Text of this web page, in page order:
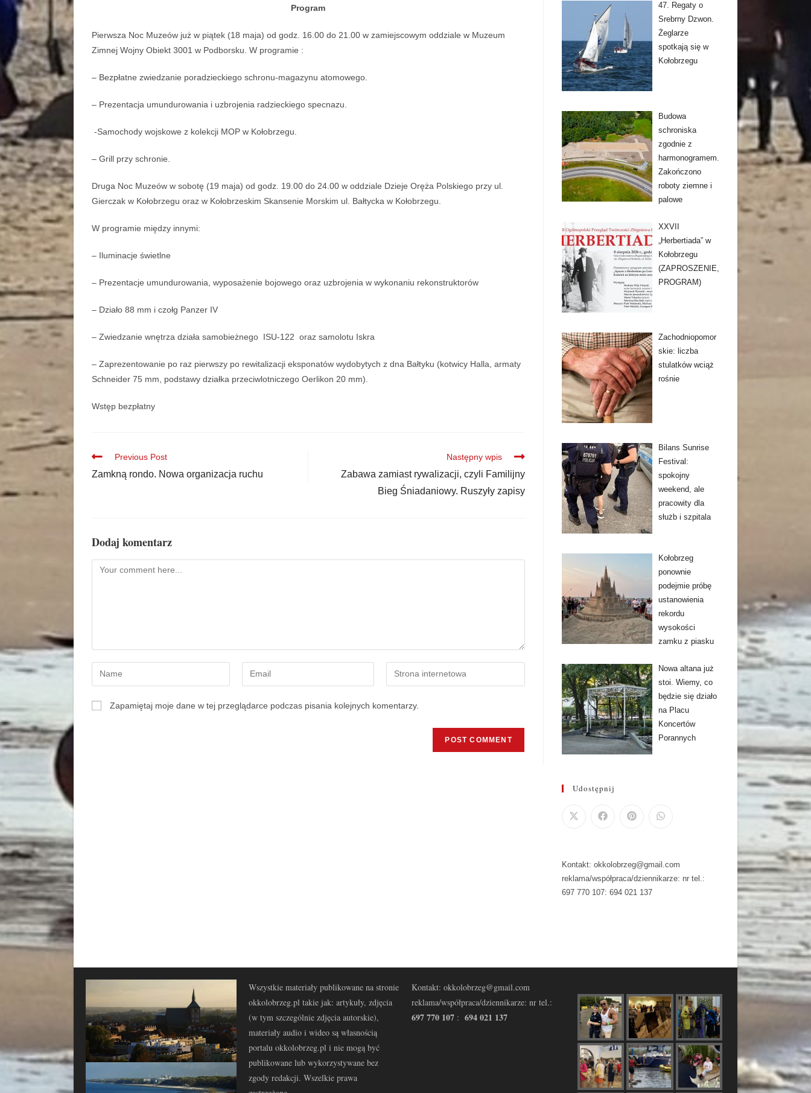
Program
Pierwsza Noc Muzeów już w piątek (18 maja) od godz. 16.00 do 21.00 w zamiejscowym oddziale w Muzeum
Zimnej Wojny Obiekt 3001 w Podborsku. W programie :
– Bezpłatne zwiedzanie poradzieckiego schronu-magazynu atomowego.
– Prezentacja umundurowania i uzbrojenia radzieckiego specnazu.
-Samochody wojskowe z kolekcji MOP w Kołobrzegu.
– Grill przy schronie.
Druga Noc Muzeów w sobotę (19 maja) od godz. 19.00 do 24.00 w oddziale Dzieje Oręża Polskiego przy ul.
Gierczak w Kołobrzegu oraz w Kołobrzeskim Skansenie Morskim ul. Bałtycka w Kołobrzegu.
W programie między innymi:
– Iluminacje świetlne
– Prezentacje umundurowania, wyposażenie bojowego oraz uzbrojenia w wykonaniu rekonstruktorów
– Działo 88 mm i czołg Panzer IV
– Zwiedzanie wnętrza działa samobieżnego ISU-122 oraz samolotu Iskra
– Zaprezentowanie po raz pierwszy po rewitalizacji eksponatów wydobytych z dna Bałtyku (kotwicy Halla, armaty
Schneider 75 mm, podstawy działka przeciwlotniczego Oerlikon 20 mm).
Wstęp bezpłatny
Previous Post
Zamkną rondo. Nowa organizacja ruchu
Następny wpis
Zabawa zamiast rywalizacji, czyli Familijny
Bieg Śniadaniowy. Ruszyły zapisy
Dodaj komentarz
Zapamiętaj moje dane w tej przeglądarce podczas pisania kolejnych komentarzy.
47. Regaty o
Srebrny Dzwon.
Żeglarze
spotkają się w
Kołobrzegu
Budowa
schroniska
zgodnie z
harmonogramem.
Zakończono
roboty ziemne i
palowe
XXVII
„Herbertiada” w
Kołobrzegu
(ZAPROSZENIE,
PROGRAM)
Zachodniopomor
skie: liczba
stulatków wciąż
rośnie
Bilans Sunrise
Festival:
spokojny
weekend, ale
pracowity dla
służb i szpitala
Kołobrzeg
ponownie
podejmie próbę
ustanowienia
rekordu
wysokości
zamku z piasku
Nowa altana już
stoi. Wiemy, co
będzie się działo
na Placu
Koncertów
Porannych
Udostępnij
Kontakt: okkolobrzeg@gmail.com
reklama/współpraca/dziennikarze: nr tel.:
697 770 107: 694 021 137
Wszystkie materiały publikowane na stronie
okkolobrzeg.pl takie jak: artykuły, zdjęcia
(w tym szczególnie zdjęcia autorskie),
materiały audio i wideo są własnością
portalu okkolobrzeg.pl i nie mogą być
publikowane lub wykorzystywane bez
zgody redakcji. Wszelkie prawa
Kontakt: okkolobrzeg@gmail.com
reklama/współpraca/dziennikarze: nr tel.:
697 770 107 : 694 021 137